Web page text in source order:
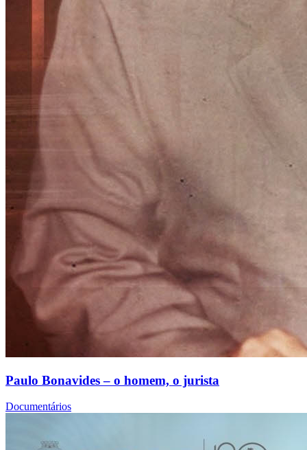
Paulo Bonavides – o homem, o jurista
Documentários